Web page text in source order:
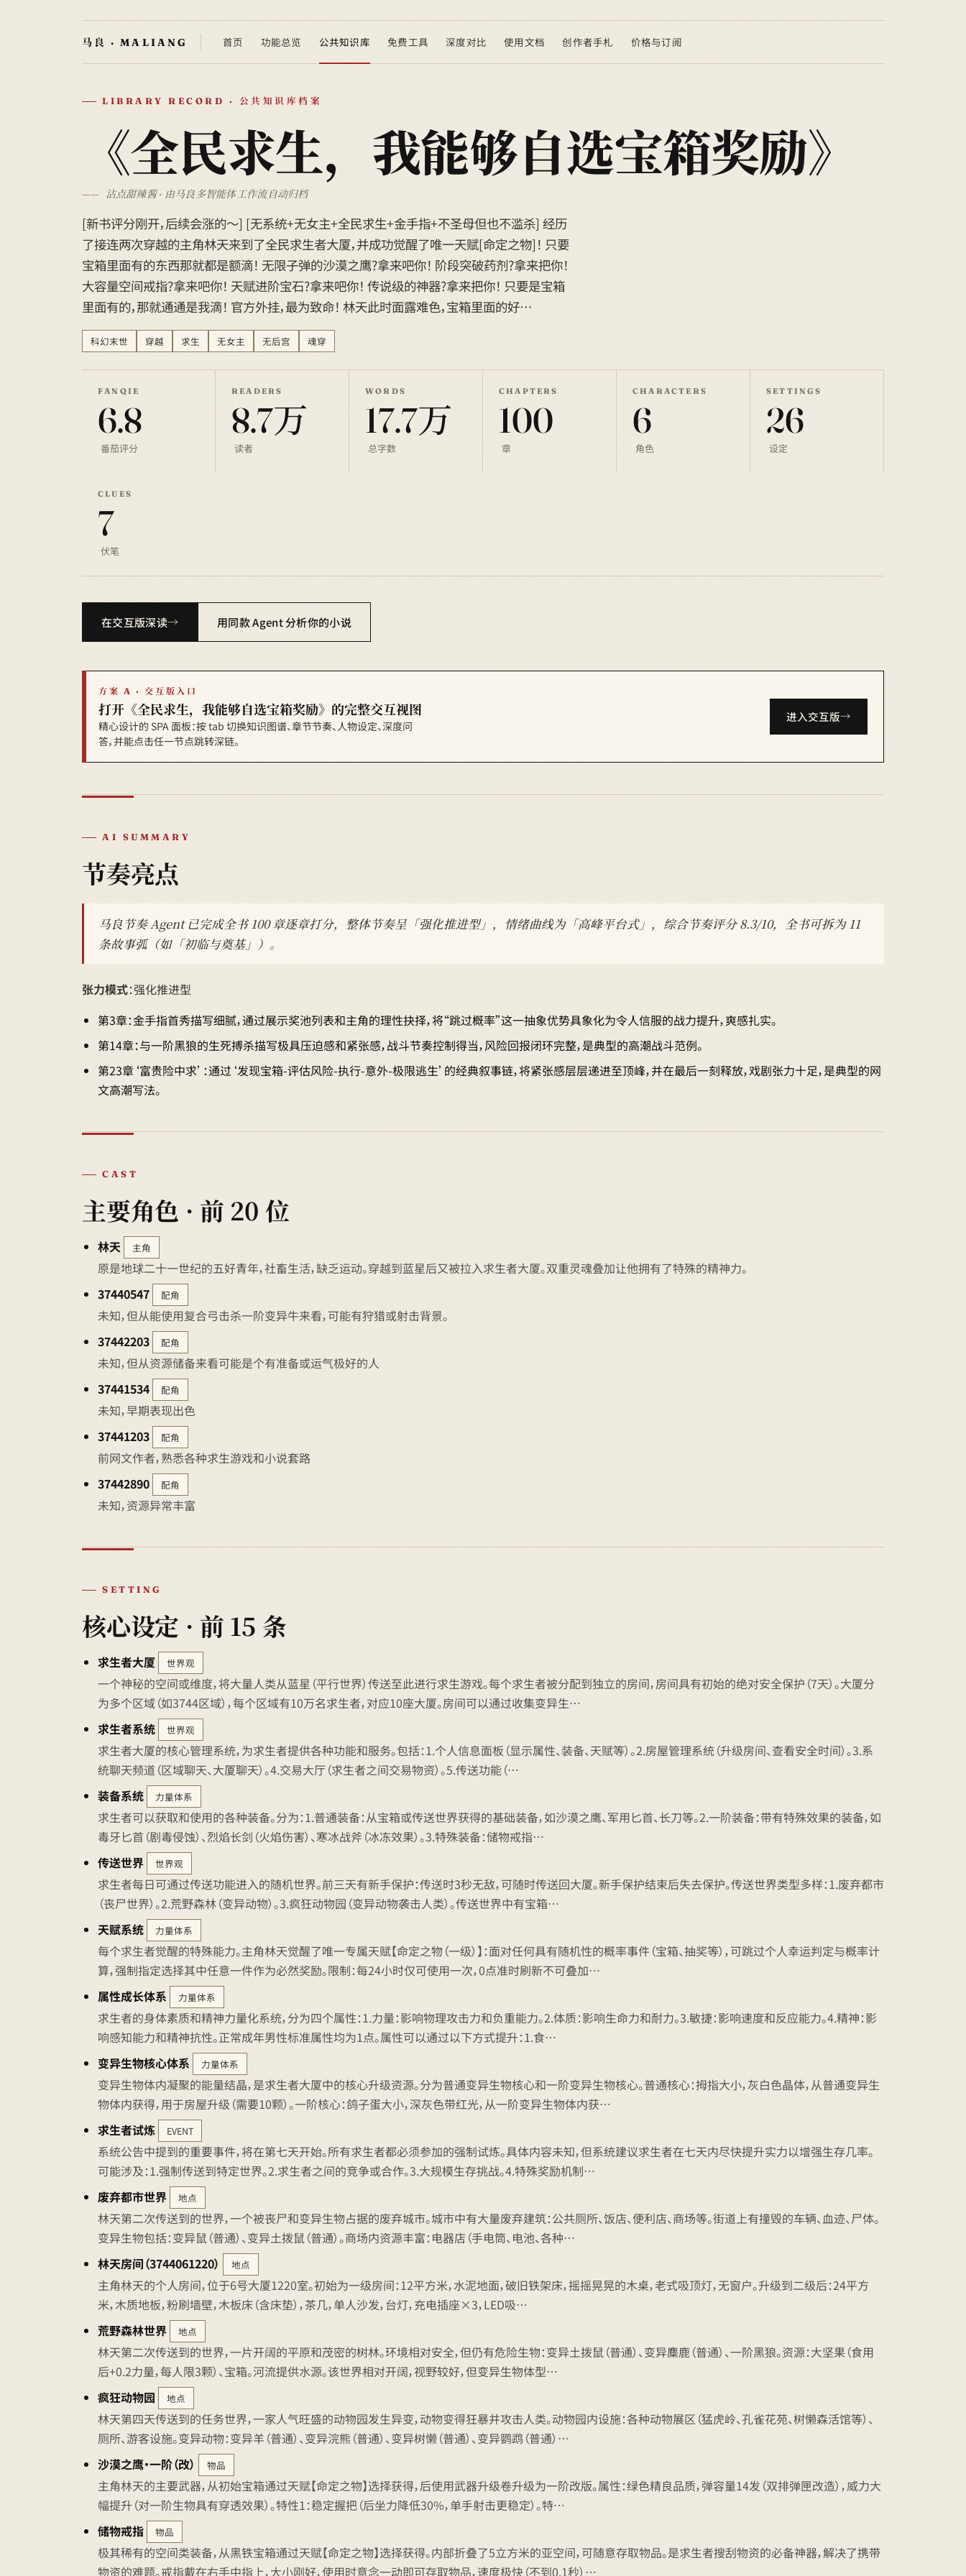
首页 功能总览 公共知识库 免费工具 深度对比 使用文档 创作者手札 价格与订阅
LIBRARY RECORD · 公共知识库档案
《全民求生，我能够自选宝箱奖励》
沾点甜辣酱 · 由马良多智能体工作流自动归档
[新书评分刚开，后续会涨的～] [无系统+无女主+全民求生+金手指+不圣母但也不滥杀] 经历
了接连两次穿越的主角林天来到了全民求生者大厦，并成功觉醒了唯一天赋[命定之物]！ 只要
宝箱里面有的东西那就都是额滴！ 无限子弹的沙漠之鹰?拿来吧你！ 阶段突破药剂?拿来把你！
大容量空间戒指?拿来吧你！ 天赋进阶宝石?拿来吧你！ 传说级的神器?拿来把你！ 只要是宝箱
里面有的，那就通通是我滴！ 官方外挂，最为致命！ 林天此时面露难色，宝箱里面的好…
科幻末世 穿越 求生 无女主 无后宫 魂穿
FANQIE
6.8
番茄评分
READERS
8.7万
读者
WORDS
17.7万
总字数
CHAPTERS
100
章
CHARACTERS
6
角色
SETTINGS
26
设定
CLUES
7
伏笔
在交互版深读 用同款 Agent 分析你的小说
方案 A · 交互版入口
打开《全民求生，我能够自选宝箱奖励》的完整交互视图
精心设计的 SPA 面板：按 tab 切换知识图谱、章节节奏、人物设定、深度问
答，并能点击任一节点跳转深链。
进入交互版
AI SUMMARY
节奏亮点
马良节奏 Agent 已完成全书 100 章逐章打分，整体节奏呈「强化推进型」，情绪曲线为「高峰平台式」，综合节奏评分 8.3/10，全书可拆为 11
条故事弧（如「初临与奠基」）。
张力模式：强化推进型
第3章：金手指首秀描写细腻，通过展示奖池列表和主角的理性抉择，将“跳过概率”这一抽象优势具象化为令人信服的战力提升，爽感扎实。
第14章：与一阶黑狼的生死搏杀描写极具压迫感和紧张感，战斗节奏控制得当，风险回报闭环完整，是典型的高潮战斗范例。
第23章‘富贵险中求’：通过‘发现宝箱-评估风险-执行-意外-极限逃生’的经典叙事链，将紧张感层层递进至顶峰，并在最后一刻释放，戏剧张力十足，是典型的网
文高潮写法。
CAST
主要角色 · 前 20 位
林天 主角
原是地球二十一世纪的五好青年，社畜生活，缺乏运动。穿越到蓝星后又被拉入求生者大厦。双重灵魂叠加让他拥有了特殊的精神力。
37440547
配角
未知，但从能使用复合弓击杀一阶变异牛来看，可能有狩猎或射击背景。
37442203
配角
未知，但从资源储备来看可能是个有准备或运气极好的人
37441534
配角
未知，早期表现出色
37441203
配角
前网文作者，熟悉各种求生游戏和小说套路
37442890
配角
未知，资源异常丰富
SETTING
核心设定 · 前 15 条
求生者大厦 世界观
一个神秘的空间或维度，将大量人类从蓝星（平行世界）传送至此进行求生游戏。每个求生者被分配到独立的房间，房间具有初始的绝对安全保护（7天）。大厦分
为多个区域（如3744区域），每个区域有10万名求生者，对应10座大厦。房间可以通过收集变异生…
求生者系统
世界观
求生者大厦的核心管理系统，为求生者提供各种功能和服务。包括：1.个人信息面板（显示属性、装备、天赋等）。2.房屋管理系统（升级房间、查看安全时间）。3.系
统聊天频道（区域聊天、大厦聊天）。4.交易大厅（求生者之间交易物资）。5.传送功能（…
装备系统
力量体系
求生者可以获取和使用的各种装备。分为：1.普通装备：从宝箱或传送世界获得的基础装备，如沙漠之鹰、军用匕首、长刀等。2.一阶装备：带有特殊效果的装备，如
毒牙匕首（剧毒侵蚀）、烈焰长剑（火焰伤害）、寒冰战斧（冰冻效果）。3.特殊装备：储物戒指…
传送世界
世界观
求生者每日可通过传送功能进入的随机世界。前三天有新手保护：传送时3秒无敌，可随时传送回大厦。新手保护结束后失去保护。传送世界类型多样：1.废弃都市
（丧尸世界）。2.荒野森林（变异动物）。3.疯狂动物园（变异动物袭击人类）。传送世界中有宝箱…
天赋系统
力量体系
每个求生者觉醒的特殊能力。主角林天觉醒了唯一专属天赋【命定之物（一级）】：面对任何具有随机性的概率事件（宝箱、抽奖等），可跳过个人幸运判定与概率计
算，强制指定选择其中任意一件作为必然奖励。限制：每24小时仅可使用一次，0点准时刷新不可叠加…
属性成长体系
力量体系
求生者的身体素质和精神力量化系统，分为四个属性：1.力量：影响物理攻击力和负重能力。2.体质：影响生命力和耐力。3.敏捷：影响速度和反应能力。4.精神：影
响感知能力和精神抗性。正常成年男性标准属性均为1点。属性可以通过以下方式提升：1.食…
变异生物核心体系
力量体系
变异生物体内凝聚的能量结晶，是求生者大厦中的核心升级资源。分为普通变异生物核心和一阶变异生物核心。普通核心：拇指大小，灰白色晶体，从普通变异生
物体内获得，用于房屋升级（需要10颗）。一阶核心：鸽子蛋大小，深灰色带红光，从一阶变异生物体内获…
求生者试炼
EVENT
系统公告中提到的重要事件，将在第七天开始。所有求生者都必须参加的强制试炼。具体内容未知，但系统建议求生者在七天内尽快提升实力以增强生存几率。
可能涉及：1.强制传送到特定世界。2.求生者之间的竞争或合作。3.大规模生存挑战。4.特殊奖励机制…
废弃都市世界
地点
林天第二次传送到的世界，一个被丧尸和变异生物占据的废弃城市。城市中有大量废弃建筑：公共厕所、饭店、便利店、商场等。街道上有撞毁的车辆、血迹、尸体。
变异生物包括：变异鼠（普通）、变异土拨鼠（普通）。商场内资源丰富：电器店（手电筒、电池、各种…
林天房间（3744061220）
地点
主角林天的个人房间，位于6号大厦1220室。初始为一级房间：12平方米，水泥地面，破旧铁架床，摇摇晃晃的木桌，老式吸顶灯，无窗户。升级到二级后：24平方
米，木质地板，粉刷墙壁，木板床（含床垫），茶几，单人沙发，台灯，充电插座×3，LED吸…
荒野森林世界
地点
林天第二次传送到的世界，一片开阔的平原和茂密的树林。环境相对安全，但仍有危险生物：变异土拨鼠（普通）、变异麋鹿（普通）、一阶黑狼。资源：大坚果（食用
后+0.2力量，每人限3颗）、宝箱。河流提供水源。该世界相对开阔，视野较好，但变异生物体型…
疯狂动物园
地点
林天第四天传送到的任务世界，一家人气旺盛的动物园发生异变，动物变得狂暴并攻击人类。动物园内设施：各种动物展区（猛虎岭、孔雀花苑、树懒森活馆等）、
厕所、游客设施。变异动物：变异羊（普通）、变异浣熊（普通）、变异树懒（普通）、变异鹦鹉（普通）…
沙漠之鹰·一阶（改）
物品
主角林天的主要武器，从初始宝箱通过天赋【命定之物】选择获得，后使用武器升级卷升级为一阶改版。属性：绿色精良品质，弹容量14发（双排弹匣改造），威力大
幅提升（对一阶生物具有穿透效果）。特性1：稳定握把（后坐力降低30%，单手射击更稳定）。特…
储物戒指
物品
极其稀有的空间类装备，从黑铁宝箱通过天赋【命定之物】选择获得。内部折叠了5立方米的亚空间，可随意存取物品。是求生者搜刮物资的必备神器，解决了携带
物资的难题。戒指戴在右手中指上，大小刚好，使用时意念一动即可存取物品，速度极快（不到0.1秒）…